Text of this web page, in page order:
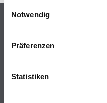
Einwilligungsauswahl
Notwendig
Präferenzen
Statistiken
Online-Shop
Putze- und Spachtelmassen